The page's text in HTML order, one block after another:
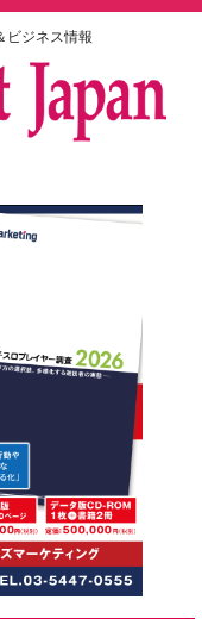
ビジネス情報